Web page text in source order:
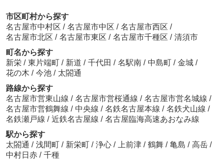
市区町村から探す
名古屋市中村区 / 名古屋市中区 / 名古屋市西区 /
名古屋市北区 / 名古屋市東区 / 名古屋市千種区 / 清須市
町名から探す
新栄 / 東片端町 / 新道 / 千代田 / 名駅南 / 中島町 / 金城 /
花の木 / 今池 / 太閤通
路線から探す
名古屋市営東山線 / 名古屋市営桜通線 / 名古屋市営名城線 /
名古屋市営鶴舞線 / 中央線 / 名鉄名古屋本線 / 名鉄犬山線 /
名鉄瀬戸線 / 近鉄名古屋線 / 名古屋臨海高速あおなみ線
駅から探す
太閤通 / 浅間町 / 新栄町 / 浄心 / 上前津 / 鶴舞 / 亀島 / 高岳 /
中村日赤 / 千種